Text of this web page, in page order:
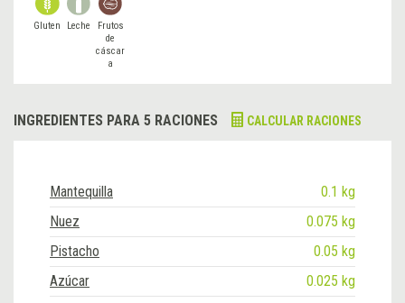
Gluten Leche
Frutos
de
cáscar
a
INGREDIENTES PARA 5 RACIONES CALCULAR RACIONES
Mantequilla
0.1 kg
Nuez
0.075 kg
Pistacho
0.05 kg
Azúcar
0.025 kg